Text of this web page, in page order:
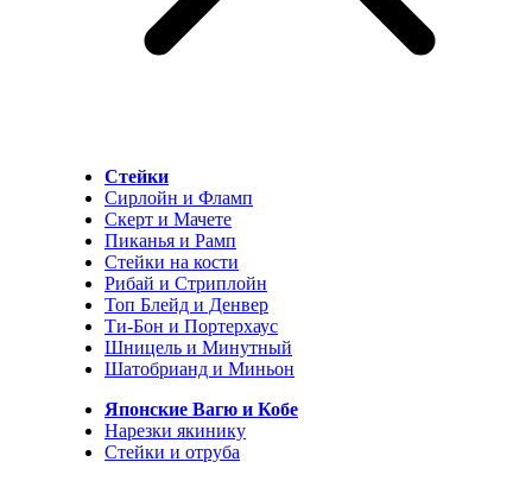
Стейки
Сирлойн и Фламп
Скерт и Мачете
Пиканья и Рамп
Стейки на кости
Рибай и Стриплойн
Топ Блейд и Денвер
Ти-Бон и Портерхаус
Шницель и Минутный
Шатобрианд и Миньон
Японские Вагю и Кобе
Нарезки якинику
Стейки и отруба